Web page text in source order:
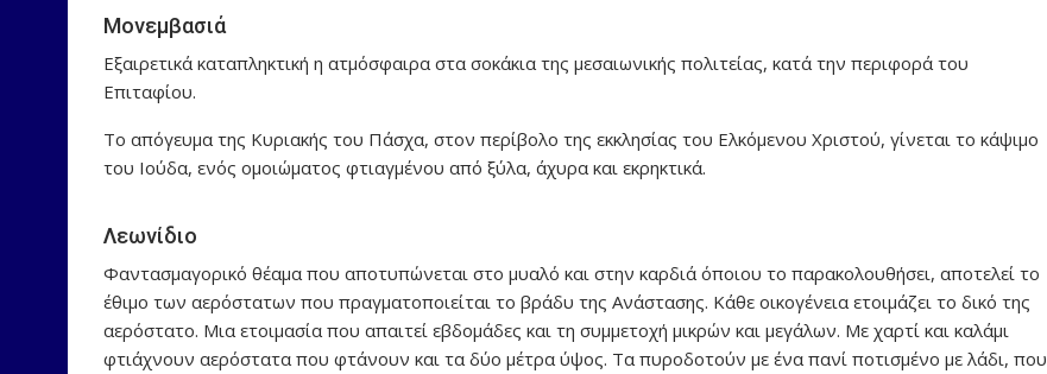
Μονεμβασιά
Εξαιρετικά καταπληκτική η ατμόσφαιρα στα σοκάκια της μεσαιωνικής πολιτείας, κατά την περιφορά του
Επιταφίου.
Το απόγευμα της Κυριακής του Πάσχα, στον περίβολο της εκκλησίας του Ελκόμενου Χριστού, γίνεται το κάψιμο
του Ιούδα, ενός ομοιώματος φτιαγμένου από ξύλα, άχυρα και εκρηκτικά.
Λεωνίδιο
Φαντασμαγορικό θέαμα που αποτυπώνεται στο μυαλό και στην καρδιά όποιου το παρακολουθήσει, αποτελεί το
έθιμο των αερόστατων που πραγματοποιείται το βράδυ της Ανάστασης. Κάθε οικογένεια ετοιμάζει το δικό της
αερόστατο. Μια ετοιμασία που απαιτεί εβδομάδες και τη συμμετοχή μικρών και μεγάλων. Με χαρτί και καλάμι
φτιάχνουν αερόστατα που φτάνουν και τα δύο μέτρα ύψος. Τα πυροδοτούν με ένα πανί ποτισμένο με λάδι, που